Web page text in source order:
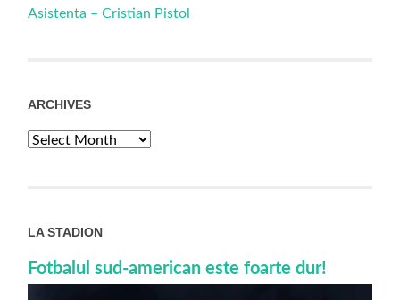
Asistenta – Cristian Pistol
ARCHIVES
Archives
LA STADION
Fotbalul sud-american este foarte dur!